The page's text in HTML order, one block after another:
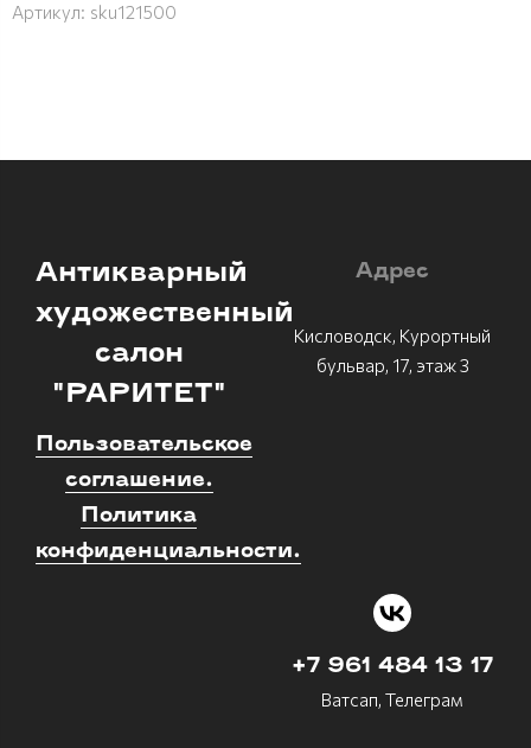
Артикул: sku121500
Антикварный
художественный
салон
"РАРИТЕТ"
Пользовательское
соглашение.
Политика
конфиденциальности.
Адрес
Кисловодск, Курортный
бульвар, 17, этаж 3
+7 961 484 13 17
Ватсап, Телеграм